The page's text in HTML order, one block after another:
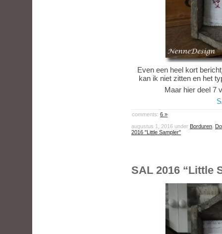
Even een heel kort
kan ik niet zitten en het
Maar hier deel 7
comments: 6 »
augustus 1, 2016 under Borduren
2016 "Little Sampler"
SAL 2016 “Little